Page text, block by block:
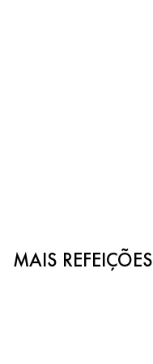
MAIS REFEIÇÕES